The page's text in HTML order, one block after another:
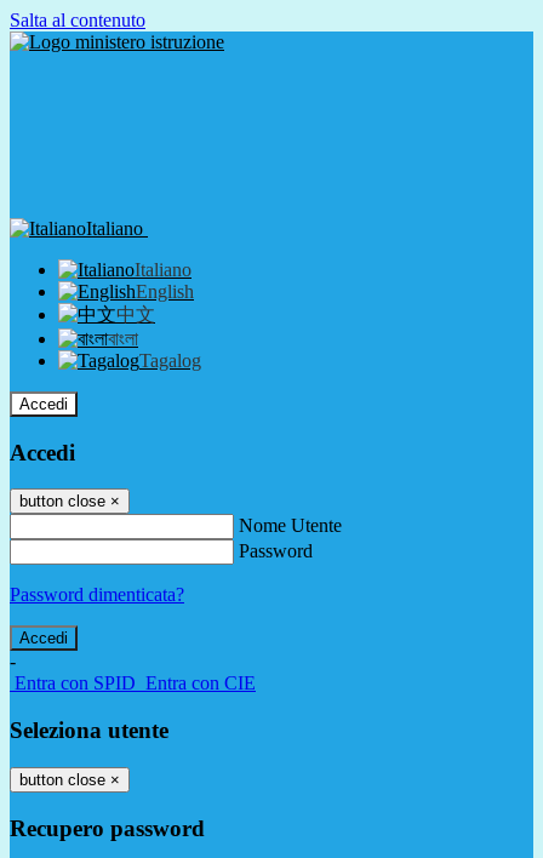
Salta al contenuto
Italiano
Italiano
English
中文
বাংলা
Tagalog
Accedi
Accedi
button close ×
Nome Utente
Password
Password dimenticata?
-
Entra con SPID Entra con CIE
Seleziona utente
button close ×
Recupero password